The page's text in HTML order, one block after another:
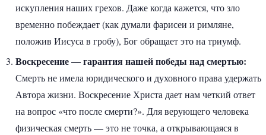
искупления наших грехов. Даже когда кажется, что зло
временно побеждает (как думали фарисеи и римляне,
положив Иисуса в гробу), Бог обращает это на триумф.
Воскресение — гарантия нашей победы над смертью:
Смерть не имела юридического и духовного права удержать
Автора жизни. Воскресение Христа дает нам четкий ответ
на вопрос «что после смерти?». Для верующего человека
физическая смерть — это не точка, а открывающаяся в